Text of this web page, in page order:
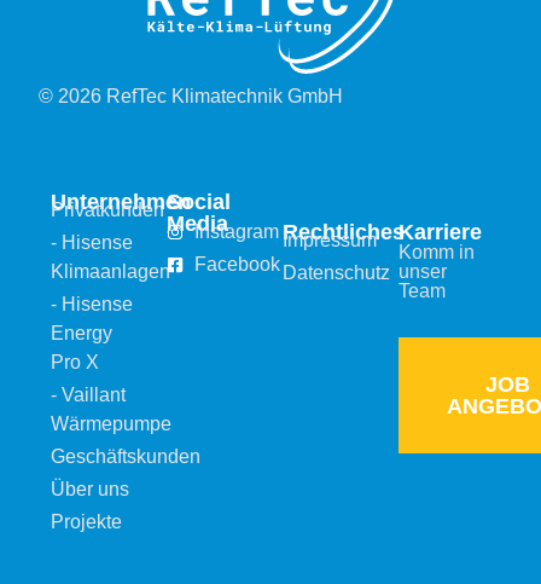
© 2026 RefTec Klimatechnik GmbH
Unternehmen
Privatkunden
- Hisense
Klimaanlagen
- Hisense
Energy
Pro X
- Vaillant
Wärmepumpe
Geschäftskunden
Über uns
Projekte
Social
Media
Instagram
Facebook
Rechtliches
Impressum
Datenschutz
Karriere
Komm in
unser
Team
JOB